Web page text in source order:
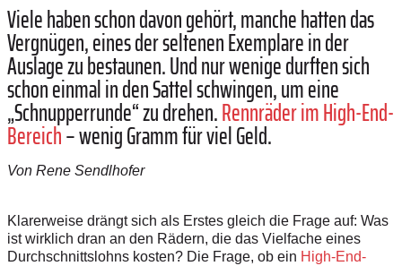
Viele haben schon davon gehört, manche hatten das
Vergnügen, eines der seltenen Exemplare in der
Auslage zu bestaunen. Und nur wenige durften sich
schon einmal in den Sattel schwingen, um eine
„Schnupperrunde“ zu drehen.Rennräder im High-End-
Bereich– wenig Gramm für viel Geld.
Von Rene Sendlhofer
Klarerweise drängt sich als Erstes gleich die Frage auf: Was
ist wirklich dran an den Rädern, die das Vielfache eines
Durchschnittslohns kosten? Die Frage, ob ein High-End-